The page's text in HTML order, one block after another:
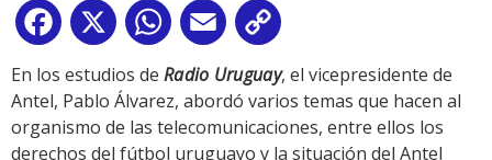
Facebook
X WhatsApp
Email
Link
En los estudios de Radio Uruguay, el vicepresidente de
Antel, Pablo Álvarez, abordó varios temas que hacen al
organismo de las telecomunicaciones, entre ellos los
derechos del fútbol uruguayo y la situación del Antel